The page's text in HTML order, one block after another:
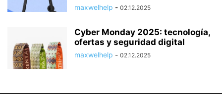
maxwelhelp - 02.12.2025
Cyber Monday 2025: tecnología,
ofertas y seguridad digital
maxwelhelp - 02.12.2025